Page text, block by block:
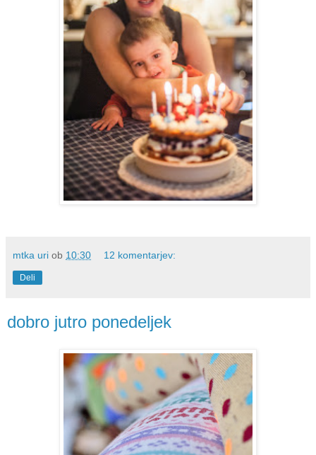
mtka uri ob 10:30 12 komentarjev:
Deli
dobro jutro ponedeljek